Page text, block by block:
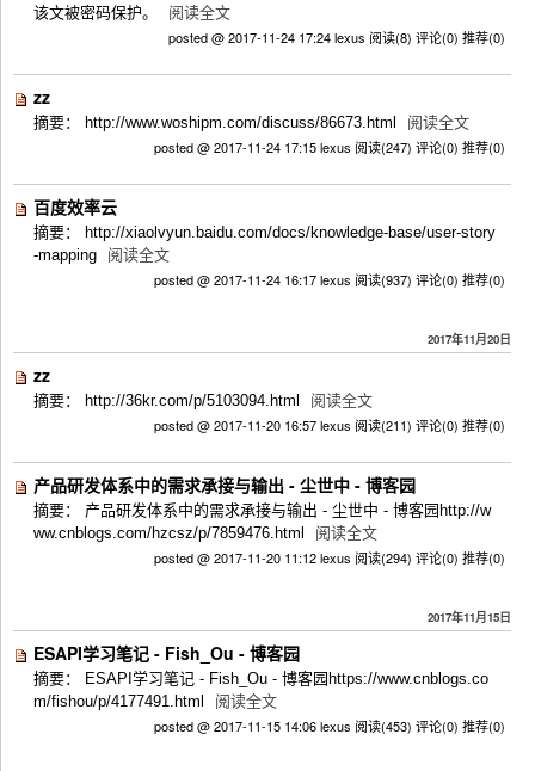
该文被密码保护。 阅读全文
posted @ 2017-11-24 17:24 lexus 阅读(8) 评论(0) 推荐(0)
zz
摘要： http://www.woshipm.com/discuss/86673.html 阅读全文
posted @ 2017-11-24 17:15 lexus 阅读(247) 评论(0) 推荐(0)
百度效率云
摘要： http://xiaolvyun.baidu.com/docs/knowledge-base/user-story
-mapping
阅读全文
posted @ 2017-11-24 16:17 lexus 阅读(937) 评论(0) 推荐(0)
2017年11月20日
zz
摘要： http://36kr.com/p/5103094.html 阅读全文
posted @ 2017-11-20 16:57 lexus 阅读(211) 评论(0) 推荐(0)
产品研发体系中的需求承接与输出 - 尘世中 - 博客园
摘要： 产品研发体系中的需求承接与输出 - 尘世中 - 博客园http://w
ww.cnblogs.com/hzcsz/p/7859476.html
阅读全文
posted @ 2017-11-20 11:12 lexus 阅读(294) 评论(0) 推荐(0)
2017年11月15日
ESAPI学习笔记 - Fish_Ou - 博客园
摘要： ESAPI学习笔记 - Fish_Ou - 博客园https://www.cnblogs.co
m/fishou/p/4177491.html
阅读全文
posted @ 2017-11-15 14:06 lexus 阅读(453) 评论(0) 推荐(0)